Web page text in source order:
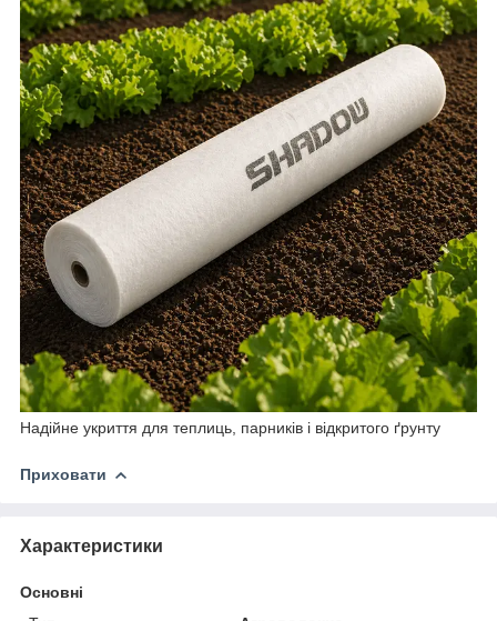
Надійне укриття для теплиць, парників і відкритого ґрунту
Приховати
Характеристики
Основні